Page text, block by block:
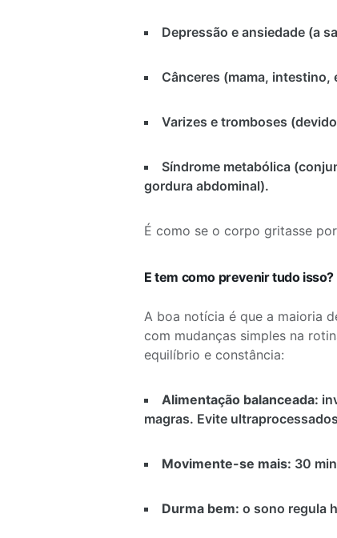
Depressão e ansiedade (a
Cânceres (mama,
Varizes e tromboses
Síndrome metabólica
gordura abdominal).
É como se o corpo gritasse
E tem como prevenir tudo isso?
A boa notícia é que a maioria
com mudanças simples na
equilíbrio e constância:
Alimentação balanceada:
magras. Evite
Movimente-se mais: 30
Durma bem: o sono regula